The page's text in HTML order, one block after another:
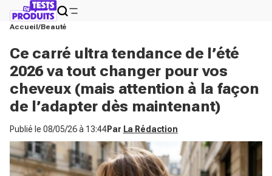
Accueil Beauté
Ce carré ultra tendance de l’été
2026 va tout changer pour vos
cheveux (mais attention à la façon
de l’adapter dès maintenant)
Publié le 08/05/26 à 13:44Par La Rédaction